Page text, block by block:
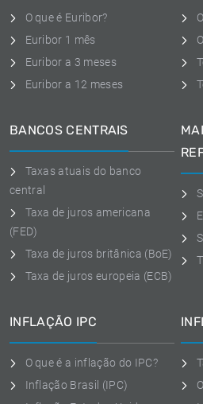
O que é Euribor?
Euribor 1 mês
Euribor a 3 meses
Euribor a 12 meses
BANCOS CENTRAIS
Taxas atuais do banco
central
Taxa de juros americana
(FED)
Taxa de juros britânica (BoE)
Taxa de juros europeia (ECB)
INFLAÇÃO IPC
O que é a inflação do IPC?
Inflação Brasil (IPC)